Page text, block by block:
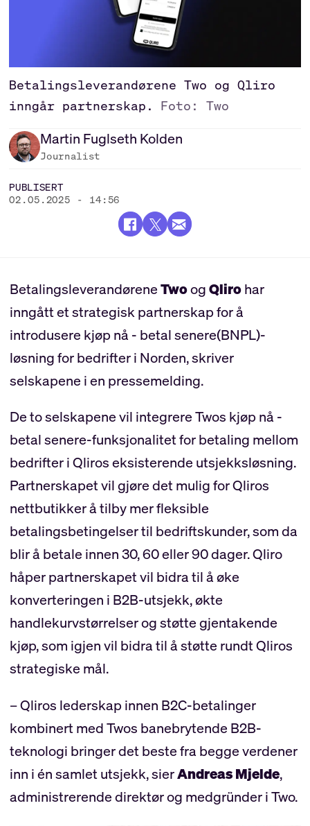
Betalingsleverandørene Two og Qliro
inngår partnerskap.
Foto: Two
Martin Fuglseth Kolden
Journalist
PUBLISERT
02.05.2025 - 14:56
BetalingsleverandøreneTwoogQlirohar
inngått et strategisk partnerskap for å
introdusere kjøp nå - betal senere(BNPL)-
løsning for bedrifter i Norden, skriver
selskapene i en pressemelding.
De to selskapene vil integrere Twos kjøp nå -
betal senere-funksjonalitet for betaling mellom
bedrifter i Qliros eksisterende utsjekksløsning.
Partnerskapet vil gjøre det mulig for Qliros
nettbutikker å tilby mer fleksible
betalingsbetingelser til bedriftskunder, som da
blir å betale innen 30, 60 eller 90 dager. Qliro
håper partnerskapet vil bidra til å øke
konverteringen i B2B-utsjekk, økte
handlekurvstørrelser og støtte gjentakende
kjøp, som igjen vil bidra til å støtte rundt Qliros
strategiske mål.
– Qliros lederskap innen B2C-betalinger
kombinert med Twos banebrytende B2B-
teknologi bringer det beste fra begge verdener
inn i én samlet utsjekk, sierAndreas Mjelde,
administrerende direktør og medgründer i Two.